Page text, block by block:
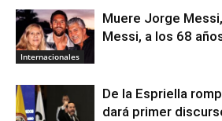
Internacionales
Muere Jorge
Messi, a los 68
De la Espriella
dará primer